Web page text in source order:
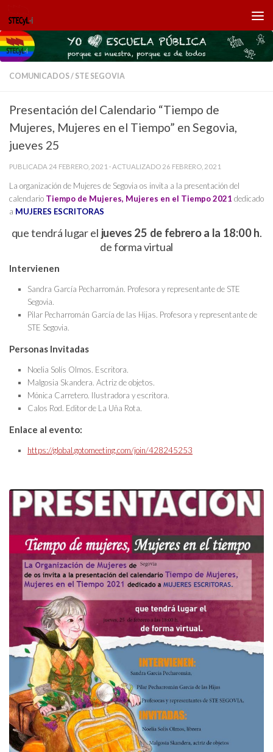
Saltar al contenido
COMUNICADOS/ STE SEGOVIA
Presentación del Calendario “Tiempo de
Mujeres, Mujeres en el Tiempo” en Segovia,
jueves 25
PUBLICADA 24 FEBRERO, 2021 · ACTUALIZADO 26 FEBRERO, 2021
La organización de Mujeres de Segovia os invita a la presentación del
calendario Tiempo de Mujeres, Mujeres en el Tiempo 2021 dedicado
a MUJERES ESCRITORAS
que tendrá lugar el jueves 25 de febrero a la 18:00 h.
de forma virtual
Intervienen
Sandra García Pecharromán. Profesora y representante de STE
Segovia.
Pilar Pecharromán García de las Hijas. Profesora y representante de
STE Segovia.
Personas Invitadas
Noelia Solís Olmos. Escritora.
Malgosia Skandera. Actriz de objetos.
Mónica Carretero. Ilustradora y escritora.
Calos Rod. Editor de La Uña Rota.
Enlace al evento:
https://global.gotomeeting.com/join/428245253